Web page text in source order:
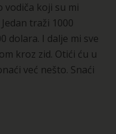
vodiča koji su mi
traži 1000
dolara. I dalje mi sve
kroz zid. Otići ću u
već nešto. Snaći